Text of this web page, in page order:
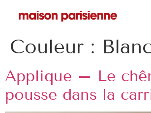
Couleur :
Applique – Le
pousse dans la